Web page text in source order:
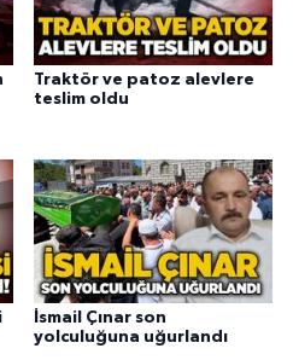
Traktör ve patoz alevlere
teslim oldu
İsmail Çınar son
yolculuğuna uğurlandı